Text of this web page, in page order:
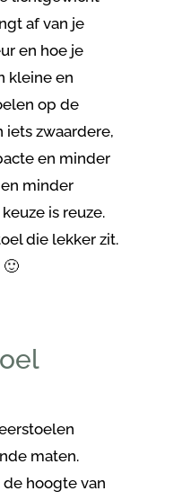
af van je
en hoe je
kleine en
op de
iets zwaardere,
en minder
minder
is reuze.
die lekker zit.
maten.
hoogte van